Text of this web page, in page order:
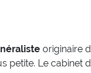
originaire
petite. Le cabinet